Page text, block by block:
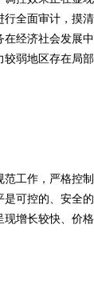
全面审计，摸
经济社会发展
弱地区存在局部
作，严格控制
可控的、安全
增长较快、价